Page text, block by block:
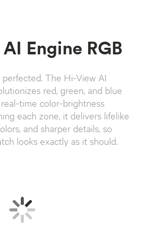
Engine RGB
The Hi-View AI
red, green, and blue
time color-brightness
each zone, it delivers lifelike
and sharper details, so
looks exactly as it should.